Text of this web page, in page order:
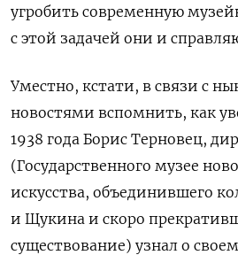
угробить современную
с этой задачей они и
Уместно, кстати, в связи с
новостями вспомнить, как
1938 года Борис Терновец,
(Государственного музее
искусства, объединившего
и Щукина и скоро
существование) узнал о